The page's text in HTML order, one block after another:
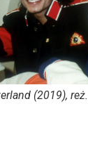
(2019),